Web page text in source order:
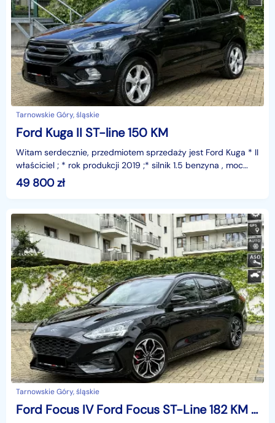
Tarnowskie Góry, śląskie
Ford Kuga II ST-line 150 KM
Witam serdecznie, przedmiotem sprzedaży jest Ford Kuga * II
właściciel ; * rok produkcji 2019 ;* silnik 1.5 benzyna , moc
150 KM ;* przebieg 159.000 km ;* skrzy
49 800zł
Tarnowskie Góry, śląskie
Ford Focus IV Ford Focus ST-Line 182 KM Faktura VAT 23%